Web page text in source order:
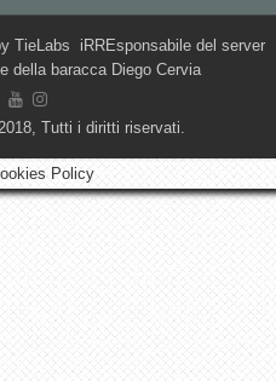
TieLabs iRREsponsabile del server
della baracca Diego Cervia
Tutti i diritti riservati.
Policy